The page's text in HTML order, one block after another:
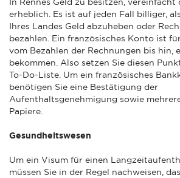
erheblich. Es ist auf jeden Fall billiger,
Ihres Landes Geld abzuheben oder
bezahlen. Ein französisches Konto ist
vom Bezahlen der Rechnungen bis hin,
bekommen. Also setzen Sie diesen
To-Do-Liste. Um ein französisches
benötigen Sie eine Bestätigung der
Aufenthaltsgenehmigung sowie
Papiere.
Gesundheitswesen
Um ein Visum für einen
müssen Sie in der Regel nachweisen,